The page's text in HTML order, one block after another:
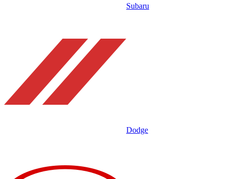
Subaru
Dodge